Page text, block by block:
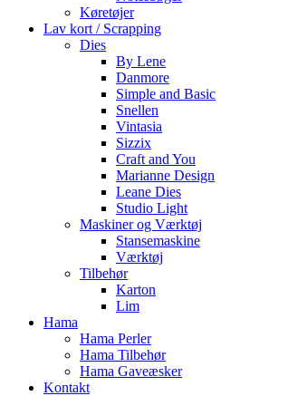
Køretøjer
Lav kort / Scrapping
Dies
By Lene
Danmore
Simple and Basic
Snellen
Vintasia
Sizzix
Craft and You
Marianne Design
Leane Dies
Studio Light
Maskiner og Værktøj
Stansemaskine
Værktøj
Tilbehør
Karton
Lim
Hama
Hama Perler
Hama Tilbehør
Hama Gaveæsker
Kontakt